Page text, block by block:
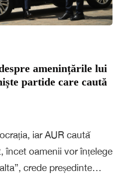
amenințările lui
partide care caută
iar AUR caută
încet oamenii vor înțelege
crede președinte…